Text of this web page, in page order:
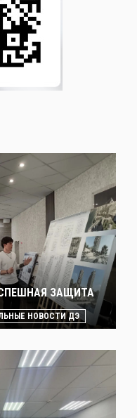
ЗАЩИТА
НОВОСТИ ДЭ